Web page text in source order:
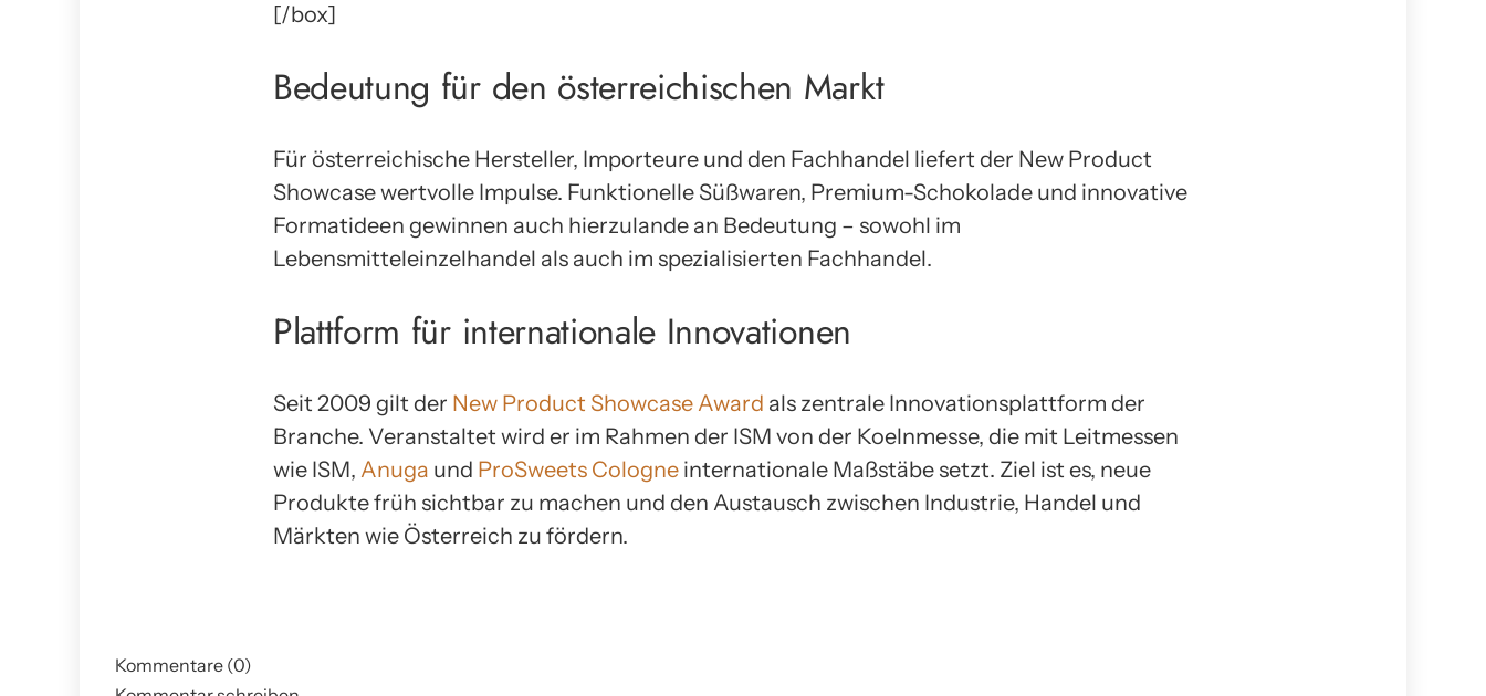
[/box]
Bedeutung für den österreichischen Markt
Für österreichische Hersteller, Importeure und den Fachhandel liefert der New Product
Showcase wertvolle Impulse. Funktionelle Süßwaren, Premium-Schokolade und innovative
Formatideen gewinnen auch hierzulande an Bedeutung – sowohl im
Lebensmitteleinzelhandel als auch im spezialisierten Fachhandel.
Plattform für internationale Innovationen
Seit 2009 gilt der New Product Showcase Award als zentrale Innovationsplattform der
Branche. Veranstaltet wird er im Rahmen der ISM von der Koelnmesse, die mit Leitmessen
wie ISM, Anuga und ProSweets Cologne internationale Maßstäbe setzt. Ziel ist es, neue
Produkte früh sichtbar zu machen und den Austausch zwischen Industrie, Handel und
Märkten wie Österreich zu fördern.
Kommentare (0)